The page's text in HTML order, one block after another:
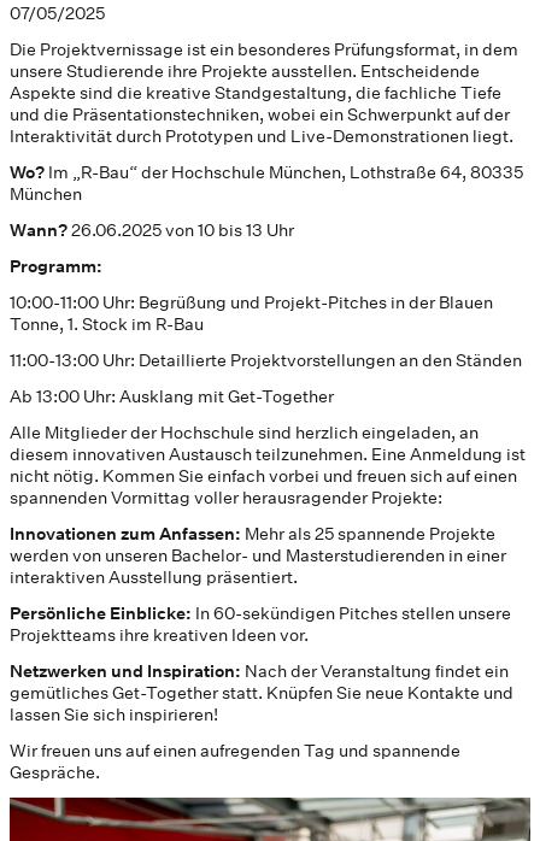
07/05/2025
Die Projektvernissage ist ein besonderes Prüfungsformat, in dem
unsere Studierende ihre Projekte ausstellen. Entscheidende
Aspekte sind die kreative Standgestaltung, die fachliche Tiefe
und die Präsentationstechniken, wobei ein Schwerpunkt auf der
Interaktivität durch Prototypen und Live-Demonstrationen liegt.
Wo? Im „R-Bau“ der Hochschule München, Lothstraße 64, 80335
München
Wann?26.06.2025 von 10 bis 13 Uhr
Programm:
10:00-11:00 Uhr: Begrüßung und Projekt-Pitches in der Blauen
Tonne, 1. Stock im R-Bau
11:00-13:00 Uhr: Detaillierte Projektvorstellungen an den Ständen
Ab 13:00 Uhr: Ausklang mit Get-Together
Alle Mitglieder der Hochschule sind herzlich eingeladen, an
diesem innovativen Austausch teilzunehmen. Eine Anmeldung ist
nicht nötig. Kommen Sie einfach vorbei und freuen sich auf einen
spannenden Vormittag voller herausragender Projekte:
Innovationen zum Anfassen: Mehr als 25 spannende Projekte
werden von unseren Bachelor- und Masterstudierenden in einer
interaktiven Ausstellung präsentiert.
Persönliche Einblicke: In 60-sekündigen Pitches stellen unsere
Projektteams ihre kreativen Ideen vor.
Netzwerken und Inspiration: Nach der Veranstaltung findet ein
gemütliches Get-Together statt. Knüpfen Sie neue Kontakte und
lassen Sie sich inspirieren!
Wir freuen uns auf einen aufregenden Tag und spannende
Gespräche.